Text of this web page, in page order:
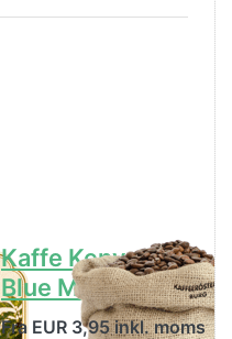
Kaffe Kenya
Blue Mountain
Fra EUR 3,95 inkl. moms